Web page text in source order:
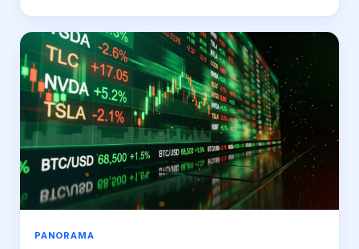
PANORAMA